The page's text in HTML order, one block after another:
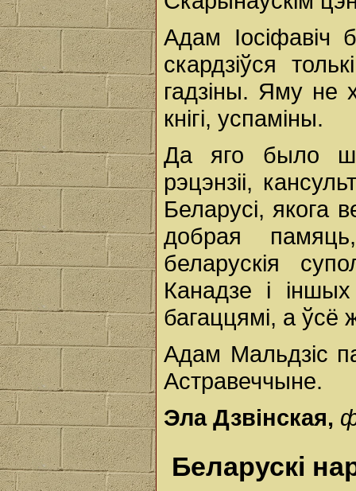
Адам Іосіфавіч
скардзіўся
гадзіны. Яму не
кнігі, успаміны.
Да яго было
рэцэнзіі,
Беларусі, якога
добрая
беларускія
Канадзе і
багаццямі, а ўсё
Адам Мальдзіс
Астравеччыне.
Эла Дзвінская,
Беларускі